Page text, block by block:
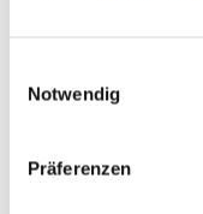
Notwendig
Präferenzen